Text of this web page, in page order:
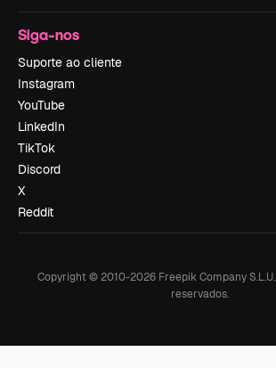
Siga-nos
Suporte ao cliente
Instagram
YouTube
LinkedIn
TikTok
Discord
X
Reddit
Copyright © 2010-2026Freepik Company S.L.U.
reservados.